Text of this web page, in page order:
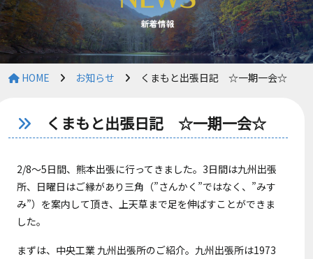
HOME お知らせ くまもと出張日記 ☆一期一会☆
くまもと出張日記 ☆一期一会☆
2/8～5日間、熊本出張に行ってきました。3日間は九州出張
所、日曜日はご縁があり三角（”さんかく”ではなく、”みす
み”）を案内して頂き、上天草まで足を伸ばすことができま
した。
まずは、中央工業 九州出張所のご紹介。九州出張所は1973